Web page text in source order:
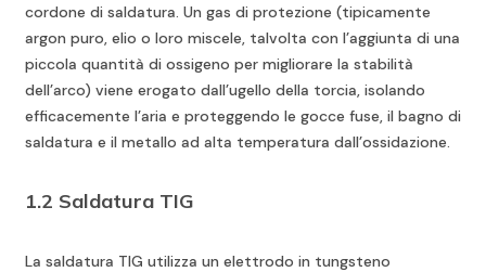
cordone di saldatura. Un gas di protezione (tipicamente
argon puro, elio o loro miscele, talvolta con l’aggiunta di una
piccola quantità di ossigeno per migliorare la stabilità
dell’arco) viene erogato dall’ugello della torcia, isolando
efficacemente l’aria e proteggendo le gocce fuse, il bagno di
saldatura e il metallo ad alta temperatura dall’ossidazione.
1.2 Saldatura TIG
La saldatura TIG utilizza un elettrodo in tungsteno